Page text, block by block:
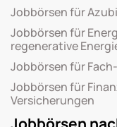
Jobbörsen für
Jobbörsen für
regenerative
Jobbörsen für
Jobbörsen für
Versicherungen